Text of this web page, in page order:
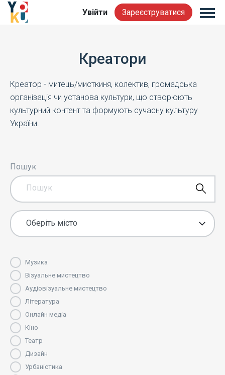
Увійти Зареєструватися
Креатори
Креатор - митець/мисткиня, колектив, громадська
організація чи установа культури, що створюють
культурний контент та формують сучасну культуру
України.
Пошук
Оберіть місто
Музика
Візуальне мистецтво
Аудіовізуальне мистецтво
Література
Онлайн медіа
Кіно
Театр
Дизайн
Урбаністика